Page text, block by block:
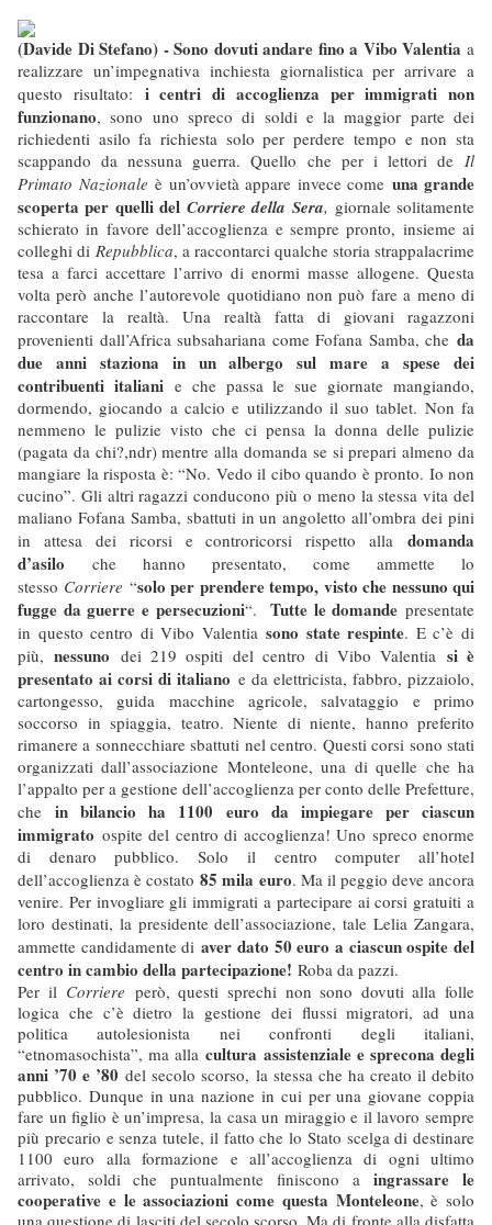
(Davide Di Stefano) - Sono dovuti andare fino a Vibo Valentia a
realizzare un’impegnativa inchiesta giornalistica per arrivare a
questo risultato: i centri di accoglienza per immigrati non
funzionano, sono uno spreco di soldi e la maggior parte dei
richiedenti asilo fa richiesta solo per perdere tempo e non sta
scappando da nessuna guerra. Quello che per i lettori de Il
Primato Nazionale è un’ovvietà appare invece come una grande
scoperta per quelli del Corriere della Sera, giornale solitamente
schierato in favore dell’accoglienza e sempre pronto, insieme ai
colleghi di Repubblica, a raccontarci qualche storia strappalacrime
tesa a farci accettare l’arrivo di enormi masse allogene. Questa
volta però anche l’autorevole quotidiano non può fare a meno di
raccontare la realtà. Una realtà fatta di giovani ragazzoni
provenienti dall’Africa subsahariana come Fofana Samba, che da
due anni staziona in un albergo sul mare a spese dei
contribuenti italiani e che passa le sue giornate mangiando,
dormendo, giocando a calcio e utilizzando il suo tablet. Non fa
nemmeno le pulizie visto che ci pensa la donna delle pulizie
(pagata da chi?,ndr) mentre alla domanda se si prepari almeno da
mangiare la risposta è: “No. Vedo il cibo quando è pronto. Io non
cucino”. Gli altri ragazzi conducono più o meno la stessa vita del
maliano Fofana Samba, sbattuti in un angoletto all’ombra dei pini
in attesa dei ricorsi e controricorsi rispetto alla domanda
d’asilo che hanno presentato, come ammette lo
stesso Corriere “solo per prendere tempo, visto che nessuno qui
fugge da guerre e persecuzioni“.Tutte le domande presentate
in questo centro di Vibo Valentiasono state respinte. E c’è di
più,nessuno dei 219 ospiti del centro di Vibo Valentia si è
presentato ai corsi di italiano e da elettricista, fabbro, pizzaiolo,
cartongesso, guida macchine agricole, salvataggio e primo
soccorso in spiaggia, teatro. Niente di niente, hanno preferito
rimanere a sonnecchiare sbattuti nel centro. Questi corsi sono stati
organizzati dall’associazione Monteleone, una di quelle che ha
l’appalto per a gestione dell’accoglienza per conto delle Prefetture,
che in bilancio ha 1100 euro da impiegare per ciascun
immigrato ospite del centro di accoglienza! Uno spreco enorme
di denaro pubblico. Solo il centro computer all’hotel
dell’accoglienza è costato85 mila euro. Ma il peggio deve ancora
venire. Per invogliare gli immigrati a partecipare ai corsi gratuiti a
loro destinati, la presidente dell’associazione, tale Lelia Zangara,
ammette candidamente di aver dato 50 euro a ciascun ospite del
centro in cambio della partecipazione! Roba da pazzi.
Per il Corriere però, questi sprechi non sono dovuti alla folle
logica che c’è dietro la gestione dei flussi migratori, ad una
politica autolesionista nei confronti degli italiani,
“etnomasochista”, ma alla cultura assistenziale e sprecona degli
anni ’70 e ’80 del secolo scorso, la stessa che ha creato il debito
pubblico. Dunque in una nazione in cui per una giovane coppia
fare un figlio è un’impresa, la casa un miraggio e il lavoro sempre
più precario e senza tutele, il fatto che lo Stato scelga di destinare
1100 euro alla formazione e all’accoglienza di ogni ultimo
arrivato, soldi che puntualmente finiscono aingrassare le
cooperative e le associazioni come questa Monteleone, è solo
una questione di lasciti del secolo scorso. Ma di fronte alla disfatta